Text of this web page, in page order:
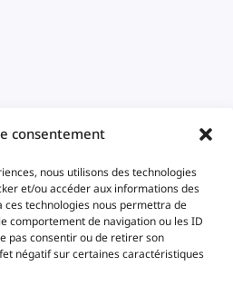
consentement
nous utilisons des technologies
et/ou accéder aux informations des
ces technologies nous permettra de
comportement de navigation ou les ID
pas consentir ou de retirer son
négatif sur certaines caractéristiques